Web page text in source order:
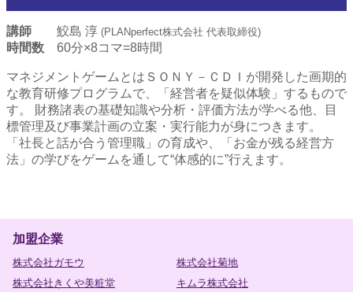
講師 鮫島 淳 (PLANperfect株式会社 代表取締役)
時間数 60分×8コマ=8時間
マネジメントゲームとはＳＯＮＹ－ＣＤＩが開発した画期的
な教育研修プログラムで、「経営者を疑似体験」するもので
す。 財務諸表の基礎知識や分析・評価方法が学べる他、目
標管理及び事業計画の立案・実行能力が身につきます。
「社長と話が合う管理職」の育成や、「お金が残る経営方
法」の学びをゲームを通して“体感的に”行えます。
加盟企業
株式会社ガモウ
株式会社菊地
株式会社きくや美粧堂
キムラ株式会社